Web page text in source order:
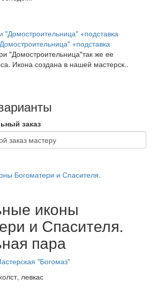
+подставка
"Домостроительница"так же ее
Икона создана в нашей мастерск..
заказ
иконы
и Спасителя.
пара
"Богомаз"
левкас